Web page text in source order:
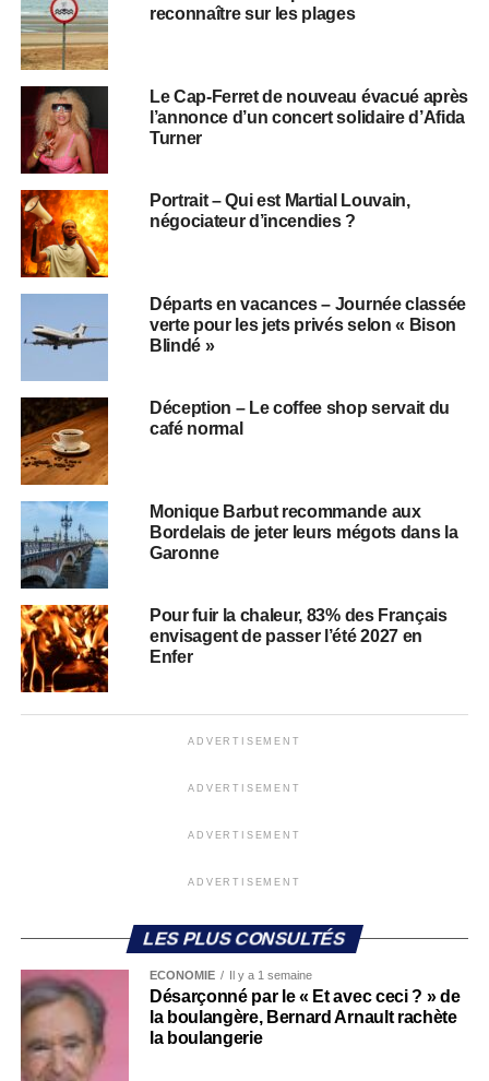
reconnaître sur les plages
Le Cap-Ferret de nouveau évacué après
l’annonce d’un concert solidaire d’Afida
Turner
Portrait – Qui est Martial Louvain,
négociateur d’incendies ?
Départs en vacances – Journée classée
verte pour les jets privés selon « Bison
Blindé »
Déception – Le coffee shop servait du
café normal
Monique Barbut recommande aux
Bordelais de jeter leurs mégots dans la
Garonne
Pour fuir la chaleur, 83% des Français
envisagent de passer l’été 2027 en
Enfer
ADVERTISEMENT
ADVERTISEMENT
ADVERTISEMENT
ADVERTISEMENT
LES PLUS CONSULTÉS
ECONOMIE Il y a 1 semaine
Désarçonné par le « Et avec ceci ? » de
la boulangère, Bernard Arnault rachète
la boulangerie